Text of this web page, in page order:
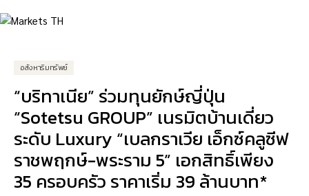
อสังหาริมทรัพย์
“บริทาเนีย” ร่วมทุนยักษ์ญี่ปุ่น
“Sotetsu GROUP” เนรมิตบ้านเดี่ยว
ระดับ Luxury “เบลกราเวีย เอ็กซ์คลูซีฟ
ราชพฤกษ์-พระราม 5” เอกสิทธิ์เพียง
35 ครอบครัว ราคาเริ่ม 39 ล้านบาท*